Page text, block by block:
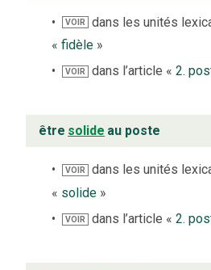
VOIR
dans les unités
« fidèle »
VOIR dans l’article «2.
être solide au poste
VOIR
dans les unités
« solide »
VOIR dans l’article «2.